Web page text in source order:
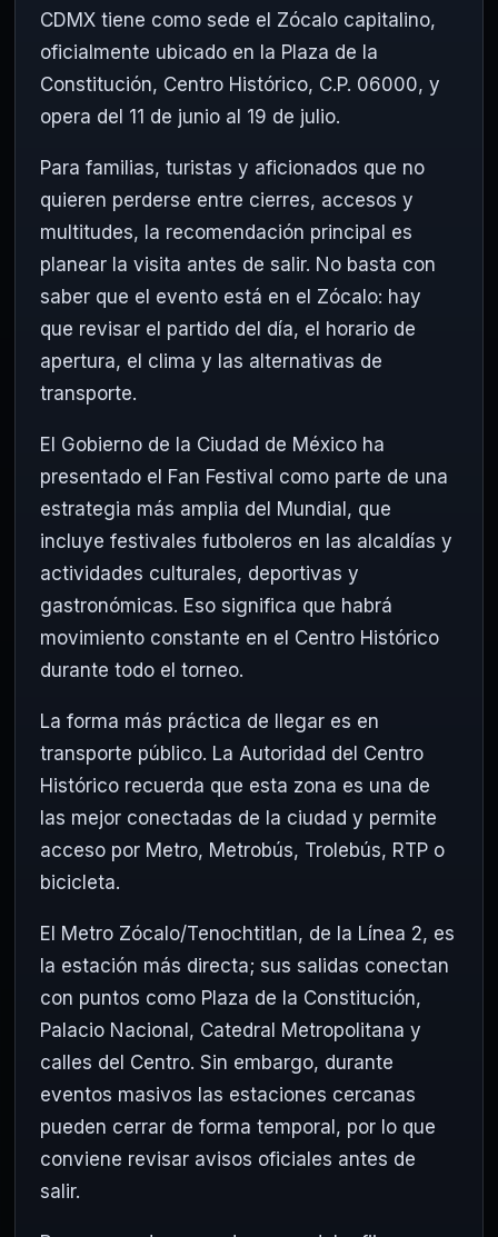
CDMX tiene como sede el Zócalo capitalino,
oficialmente ubicado en la Plaza de la
Constitución, Centro Histórico, C.P. 06000, y
opera del 11 de junio al 19 de julio.
Para familias, turistas y aficionados que no
quieren perderse entre cierres, accesos y
multitudes, la recomendación principal es
planear la visita antes de salir. No basta con
saber que el evento está en el Zócalo: hay
que revisar el partido del día, el horario de
apertura, el clima y las alternativas de
transporte.
El Gobierno de la Ciudad de México ha
presentado el Fan Festival como parte de una
estrategia más amplia del Mundial, que
incluye festivales futboleros en las alcaldías y
actividades culturales, deportivas y
gastronómicas. Eso significa que habrá
movimiento constante en el Centro Histórico
durante todo el torneo.
La forma más práctica de llegar es en
transporte público. La Autoridad del Centro
Histórico recuerda que esta zona es una de
las mejor conectadas de la ciudad y permite
acceso por Metro, Metrobús, Trolebús, RTP o
bicicleta.
El Metro Zócalo/Tenochtitlan, de la Línea 2, es
la estación más directa; sus salidas conectan
con puntos como Plaza de la Constitución,
Palacio Nacional, Catedral Metropolitana y
calles del Centro. Sin embargo, durante
eventos masivos las estaciones cercanas
pueden cerrar de forma temporal, por lo que
conviene revisar avisos oficiales antes de
salir.